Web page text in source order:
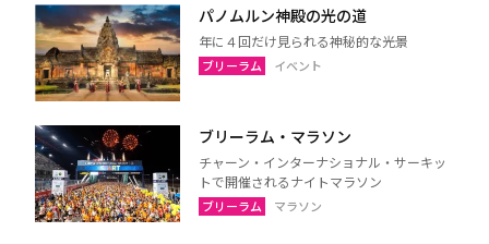
パノムルン神殿の光の道
年に４回だけ見られる神秘的な光景
ブリーラム イベント
ブリーラム・マラソン
チャーン・インターナショナル・サーキッ
トで開催されるナイトマラソン
ブリーラム マラソン